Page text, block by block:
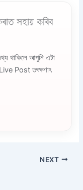
সহায় কৰিব
থাকিলে আপুনি এটা
Post তৎক্ষণাৎ
NEXT